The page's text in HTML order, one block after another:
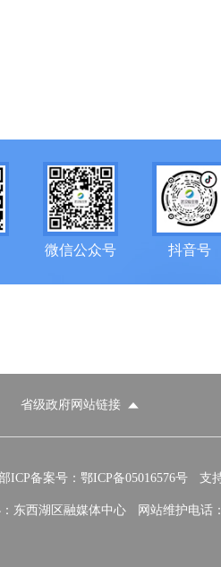
微信公众号 抖音号
省级政府网站链接
府网站 市政府部门网站
国防部 国家发展
ICP备案号：鄂ICP备05016576号 支
东西湖区融媒体中心 网站维护电话